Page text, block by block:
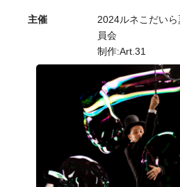
主催
2024ルネこだい
員会
制作:Art.31